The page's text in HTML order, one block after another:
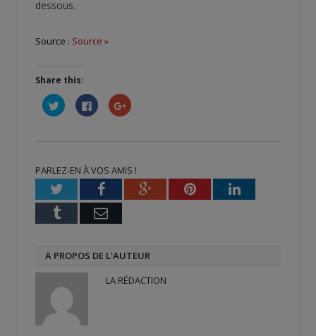
dessous.
Source : Source »
Share this:
Cliquez
pour
partager
fenêtre)
Cliquez
pour
partager
fenêtre)
Cliquez
pour
nouvelle
fenêtre)
PARLEZ-EN À VOS AMIS !
TwitterFacebookGoogle+PinterestLinkedIn
Tumblr Email
A PROPOS DE L'AUTEUR
LA RÉDACTION